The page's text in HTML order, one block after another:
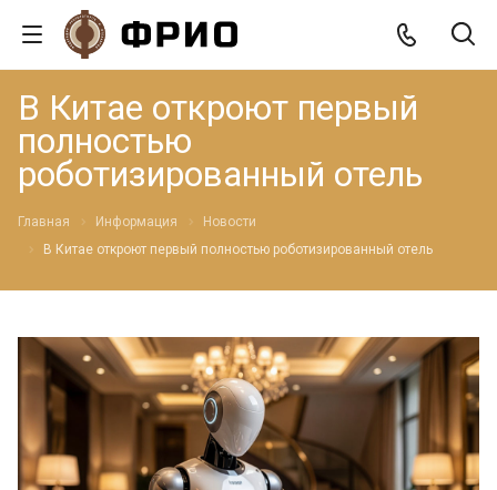
В Китае откроют первый
полностью
роботизированный отель
Главная Информация
Новости
В Китае откроют первый полностью роботизированный отель